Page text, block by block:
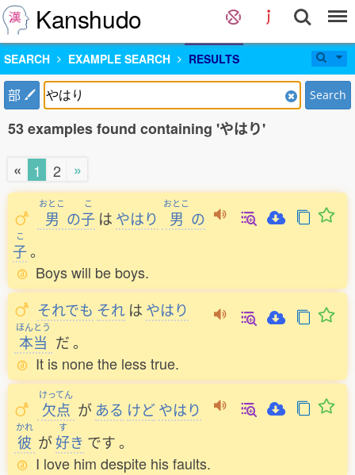
Kanshudo
SEARCH EXAMPLE SEARCH RESULTS
部 Search
53 examples found containing 'やはり'
« 1 2 »
おとこ
男 の
こ
子 は やはり
おとこ
男 の
こ
子。
Boys will be boys.
それでも それ は やはり
ほんとう
本当 だ。
It is none the less true.
けってん
欠点 が ある けどやはり
かれ
彼 が
す
好き です。
I love him despite his faults.